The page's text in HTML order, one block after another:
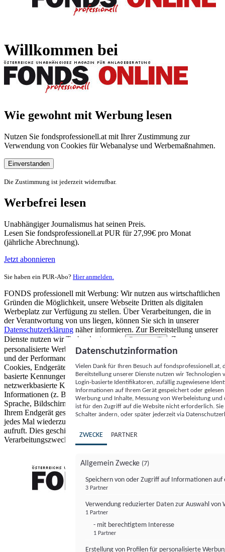
Willkommen bei
Wie gewohnt mit Werbung lesen
Nutzen Sie fondsprofessionell.at mit Ihrer Zustimmung zur
Verwendung von Cookies für Webanalyse und Werbemaßnahmen.
Einverstanden
Die Zustimmung ist jederzeit widerrufbar.
Werbefrei lesen
Unabhängiger Journalismus hat seinen Preis.
Lesen Sie fondsprofessionell.at PUR für 27,99€ pro Monat
(jährliche Abrechnung).
Jetzt abonnieren
Sie haben ein PUR-Abo? Hier anmelden.
FONDS professionell mit Werbung: Wir nutzen aus wirtschaftlichen
Gründen die Möglichkeit, unsere Webseite Dritten als digitalen
Werbeplatz zur Verfügung zu stellen. Über Verarbeitungen, die in
der Verantwortung von uns liegen, können Sie sich in unserer
Datenschutzerklärung näher informieren. Zur Bereitstellung unserer
Dienste nutzen wir Technologien von
Partnern (5)
. Zwecke:
personalisierte Werbung und Inhalte, Messung von Werbeleistung
und der Performance von Inhalten sowie Zielgruppenforschung.
Cookies, Endgeräte- oder ähnliche Online-Kennungen (z. B. login-
basierte Kennungen, zufällig generierte Kennungen,
netzwerkbasierte Kennungen) können zusammen mit anderen
Informationen (z. B. Browsertyp und Browserinformationen,
Sprache, Bildschirmgröße, unterstützte Technologien usw.) auf
Ihrem Endgerät gespeichert oder von dort ausgelesen werden, um es
jedes Mal wiederzuerkennen, wenn es eine App oder einer Webseite
aufruft. Dies geschieht für einen oder mehrere der hier aufgeführten
Verarbeitungszwecke.
Datenschutzinformation
Vielen Dank für Ihren Besuch auf
Bereitstellung unserer Dienste nutzen wir Technologien
Login-basierte Identifikatoren, zufällig zugewiesene
Informationen auf Ihrem Gerät gespeichert oder
Werbung und Inhalte, Messung von Werbeleistung
ist für den Zugriff auf die Website nicht erforderlich.
Schalter ändern, oder später jederzeit via
ZWECKE PARTNER
Allgemein Zwecke (7)
Speichern von oder Zugriff auf Informationen auf
3 Partner
Verwendung reduzierter Daten zur Auswahl von
1 Partner
- mit berechtigtem Interesse
1 Partner
Erstellung von Profilen für personalisierte
FONDS professionell